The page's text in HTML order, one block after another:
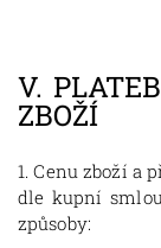
V.
ZBOŽÍ
1. Cenu zboží a
dle kupní
způsoby: